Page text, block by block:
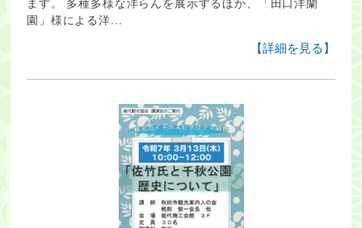
ます。 多種多様な洋らんを展示するほか、「田口洋蘭
園」様による洋...
【詳細を見る】